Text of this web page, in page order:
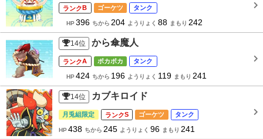
B ゴーケツ タンク
HP396 ちから 204 ようりょく 88 まもり 242
14位 から傘魔人
A ポカポカ タンク
HP424 ちから 196 ようりょく 119 まもり 241
14位 カブキロイド
月兎組限定 S ゴーケツ タンク
HP438 ちから 245 ようりょく 96 まもり 241